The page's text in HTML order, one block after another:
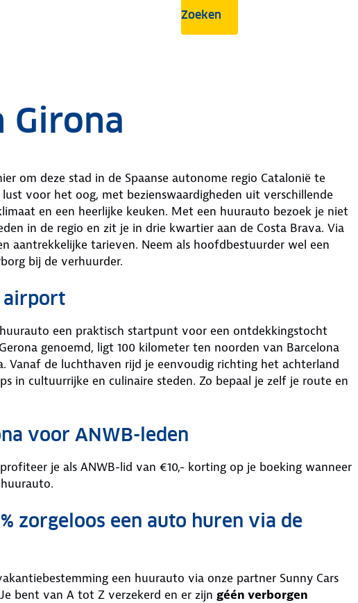
Zoeken
Girona
om deze stad in de Spaanse autonome regio Catalonië te
voor het oog, met bezienswaardigheden uit verschillende
en een heerlijke keuken. Met een huurauto bezoek je niet
in de regio en zit je in drie kwartier aan de Costa Brava. Via
aantrekkelijke tarieven. Neem als hoofdbestuurder wel een
bij de verhuurder.
airport
een praktisch startpunt voor een ontdekkingstocht
genoemd, ligt 100 kilometer ten noorden van Barcelona
Vanaf de luchthaven rijd je eenvoudig richting het achterland
in cultuurrijke en culinaire steden. Zo bepaal je zelf je route en
voor ANWB-leden
je als ANWB-lid van €10,- korting op je boeking wanneer
zorgeloos een auto huren via de
een huurauto via onze partner Sunny Cars
bent van A tot Z verzekerd en er zijn géén verborgen